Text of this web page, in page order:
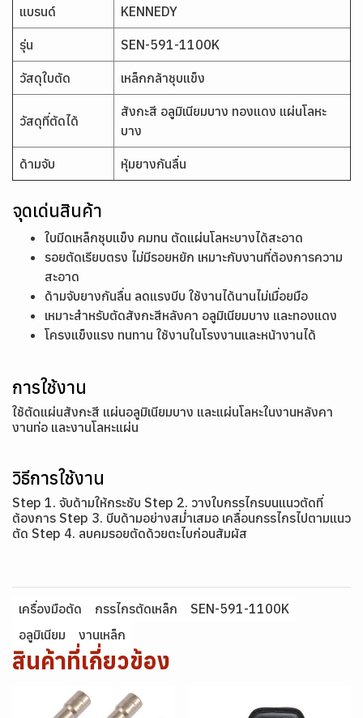
แบรนด์ KENNEDY
รุ่น SEN-591-1100K
วัสดุใบตัด เหล็กกล้าชุบแข็ง
วัสดุที่ตัดได้
สังกะสี อลูมิเนียมบาง ทองแดง แผ่นโลหะ
บาง
ด้ามจับ หุ้มยางกันลื่น
จุดเด่นสินค้า
ใบมีดเหล็กชุบแข็ง คมทน ตัดแผ่นโลหะบางได้สะอาด
รอยตัดเรียบตรง ไม่มีรอยหยัก เหมาะกับงานที่ต้องการความ
สะอาด
ด้ามจับยางกันลื่น ลดแรงบีบ ใช้งานได้นานไม่เมื่อยมือ
เหมาะสำหรับตัดสังกะสีหลังคา อลูมิเนียมบาง และทองแดง
โครงแข็งแรง ทนทาน ใช้งานในโรงงานและหน้างานได้
การใช้งาน
ใช้ตัดแผ่นสังกะสี แผ่นอลูมิเนียมบาง และแผ่นโลหะในงานหลังคา
งานท่อ และงานโลหะแผ่น
วิธีการใช้งาน
Step 1. จับด้ามให้กระชับ Step 2. วางใบกรรไกรบนแนวตัดที่
ต้องการ Step 3. บีบด้ามอย่างสม่ำเสมอ เคลื่อนกรรไกรไปตามแนว
ตัด Step 4. ลบคมรอยตัดด้วยตะไบก่อนสัมผัส
เครื่องมือตัด กรรไกรตัดเหล็ก
SEN-591-1100K
อลูมิเนียม
งานเหล็ก
สินค้าที่เกี่ยวข้อง